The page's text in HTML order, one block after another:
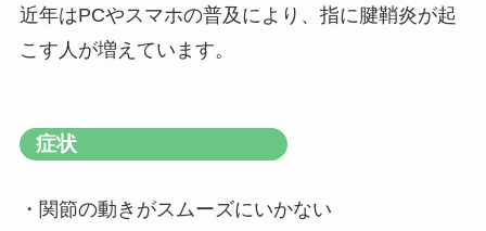
近年はPCやスマホの普及により、指に腱鞘炎が起
こす人が増えています。
症状
・関節の動きがスムーズにいかない